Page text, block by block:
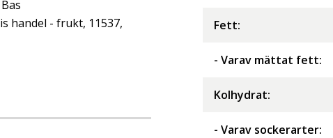
handel - frukt, 11537,
Fett:
- Varav mättat fett:
Kolhydrat:
- Varav sockerarter: